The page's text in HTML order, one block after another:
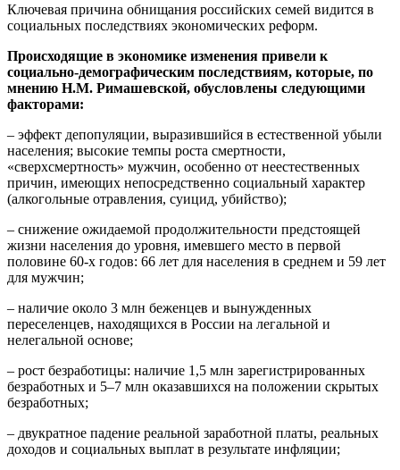
Ключевая причина обнищания российских семей видится в
социальных последствиях экономических реформ.
Происходящие в экономике изменения при­вели к
социально-демографическим последствиям, ко­торые, по
мнению Н.М. Римашевской, обусловле­ны следующими
факторами:
– эффект депопуляции, выразившийся в естествен­ной убыли
населения; высокие темпы роста смерт­ности,
«сверхсмертность» мужчин, особенно от не­естественных
причин, имеющих непосредственно со­циальный характер
(алкогольные отравления, суицид, убийство);
– снижение ожидаемой продолжительности пред­стоящей
жизни населения до уровня, имевшего место в первой
половине 60-х годов: 66 лет для населения в среднем и 59 лет
для мужчин;
– наличие около 3 млн беженцев и вынужденных
переселенцев, находящихся в России на легальной и
нелегальной основе;
– рост безработицы: наличие 1,5 млн зарегистри­рованных
безработных и 5–7 млн оказавшихся на по­ложении скрытых
безработных;
– двукратное падение реальной заработной пла­ты, реальных
доходов и социальных выплат в результа­те инфляции;